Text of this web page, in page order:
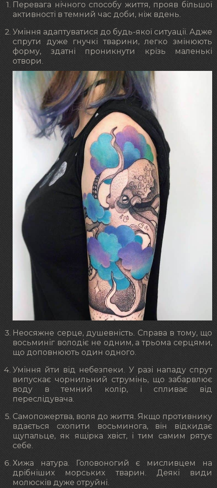
Перевага нічного способу життя, прояв більшої
активності в темний час доби, ніж вдень.
Уміння адаптуватися до будь-якої ситуації. Адже
спрути дуже гнучкі тварини, легко змінюють
форму, здатні проникнути крізь маленькі
отвори.
Неосяжне серце, душевність. Справа в тому, що
восьминіг володіє не одним, а трьома серцями,
що доповнюють один одного.
Уміння йти від небезпеки. У разі нападу спрут
випускає чорнильний струмінь, що забарвлює
воду в темний колір, і спливає від
переслідувача.
Самопожертва, воля до життя. Якщо противнику
вдається схопити восьминога, він відкидає
щупальце, як ящірка хвіст, і тим самим рятує
себе.
Хижа натура. Головоногий є мисливцем на
дрібніших морських тварин. Деякі види
молюсків дуже отруйні.